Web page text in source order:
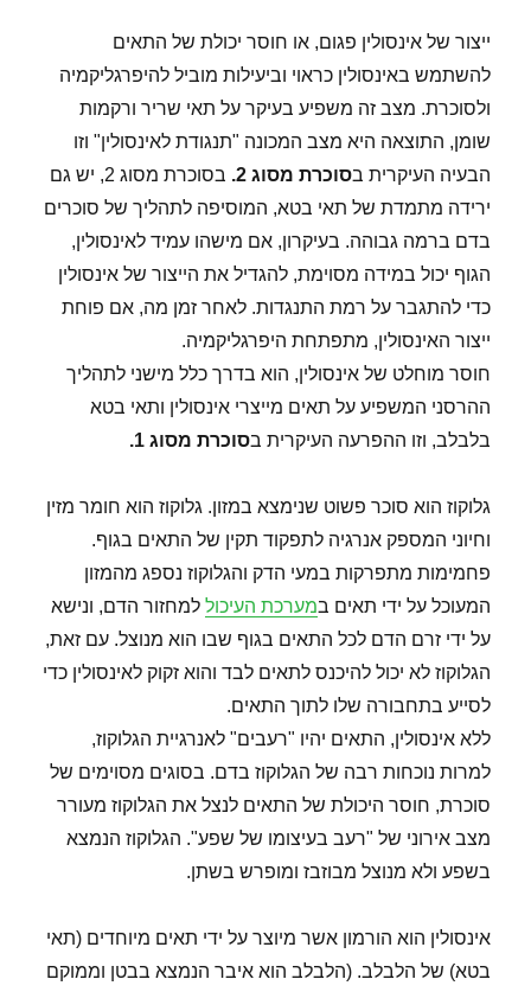
ייצור של אינסולין פגום, או חוסר יכולת של התאים
להשתמש באינסולין כראוי וביעילות מוביל להיפרגליקמיה
ולסוכרת. מצב זה משפיע בעיקר על תאי שריר ורקמות
שומן, התוצאה היא מצב המכונה "תנגודת לאינסולין" וזו
הבעיה העיקרית בסוכרת מסוג 2 .
בסוכרת מסוג 2, יש גם
ירידה מתמדת של תאי בטא, המוסיפה לתהליך של סוכרים
בדם ברמה גבוהה. בעיקרון, אם מישהו עמיד לאינסולין,
הגוף יכול במידה מסוימת, להגדיל את הייצור של אינסולין
כדי להתגבר על רמת התנגדות. לאחר זמן מה, אם פוחת
ייצור האינסולין, מתפתחת היפרגליקמיה.
חוסר מוחלט של אינסולין, הוא בדרך כלל מישני לתהליך
ההרסני המשפיע על תאים מייצרי אינסולין ותאי בטא
בלבלב, וזו ההפרעה העיקרית בסוכרת מסוג 1 .
גלוקוז הוא סוכר פשוט שנימצא במזון. גלוקוז הוא חומר מזין
וחיוני המספק אנרגיה לתפקוד תקין של התאים בגוף.
פחמימות מתפרקות במעי הדק והגלוקוז נספג מהמזון
המעוכל על ידי תאים במערכת העיכול למחזור הדם, ונישא
על ידי זרם הדם לכל התאים בגוף שבו הוא מנוצל. עם זאת,
הגלוקוז לא יכול להיכנס לתאים לבד והוא זקוק לאינסולין כדי
לסייע בתחבורה שלו לתוך התאים.
ללא אינסולין, התאים יהיו "רעבים" לאנרגיית הגלוקוז,
למרות נוכחות רבה של הגלוקוז בדם. בסוגים מסוימים של
סוכרת, חוסר היכולת של התאים לנצל את הגלוקוז מעורר
מצב אירוני של "רעב בעיצומו של שפע". הגלוקוז הנמצא
בשפע ולא מנוצל מבוזבז ומופרש בשתן.
אינסולין הוא הורמון אשר מיוצר על ידי תאים מיוחדים (תאי
בטא) של הלבלב. (הלבלב הוא איבר הנמצא בבטן וממוקם